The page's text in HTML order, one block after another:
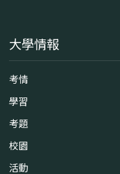
大學情報
考情
學習
考題
校園
活動